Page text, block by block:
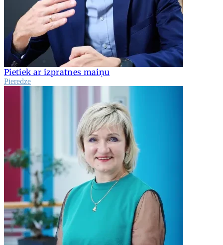
Pietiek ar izpratnes maiņu
Pieredze